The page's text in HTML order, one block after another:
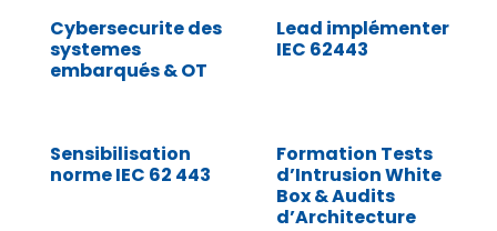
Cybersecurite des
systemes
embarqués & OT
Lead implémenter
IEC 62443
Sensibilisation
norme IEC 62 443
Formation Tests
d’Intrusion White
Box & Audits
d’Architecture